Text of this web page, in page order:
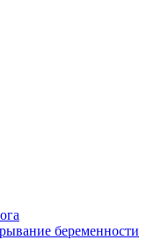
беременности